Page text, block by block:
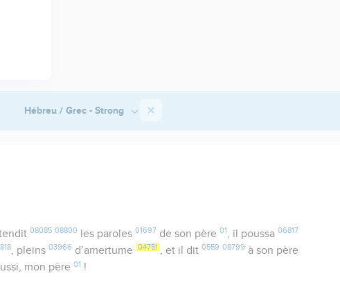
Hébreu / Grec - Strong
08085 08800 les paroles 01697 de son père 01 , il poussa 06817
, pleins03966 d’amertume 04751 , et il dit0559 08799 à son père
mon père01 !